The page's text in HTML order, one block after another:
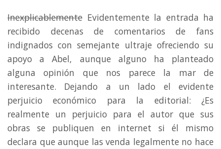
Inexplicablemente Evidentemente la entrada ha
recibido decenas de comentarios de fans
indignados con semejante ultraje ofreciendo su
apoyo a Abel, aunque alguno ha planteado
alguna opinión que nos parece la mar de
interesante. Dejando a un lado el evidente
perjuicio económico para la editorial: ¿Es
realmente un perjuicio para el autor que sus
obras se publiquen en internet si él mismo
declara que aunque las venda legalmente no hace